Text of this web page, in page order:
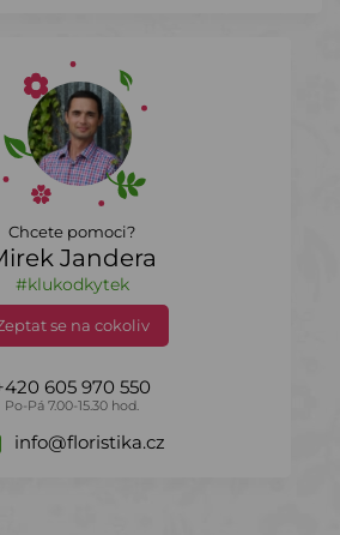
Chcete pomoci?
Jandera
#klukodkytek
se na cokoliv
605 970 550
Po-Pá 7.00-15.30 hod.
info@floristika.cz